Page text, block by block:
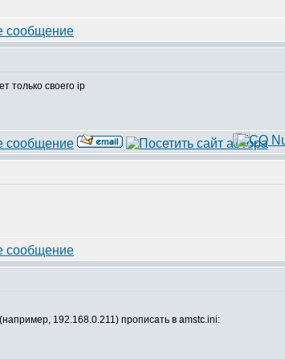
только своего ip
192.168.0.211) прописать в amstc.ini: